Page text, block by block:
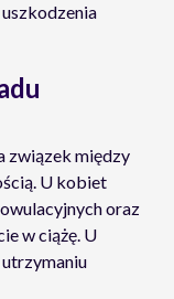
związek między
U kobiet
oraz
w ciążę. U